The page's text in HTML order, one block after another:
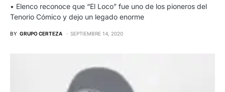
• Elenco reconoce que “El Loco” fue uno de los pioneros del
Tenorio Cómico y dejo un legado enorme
BY GRUPO CERTEZA SEPTIEMBRE 14, 2020